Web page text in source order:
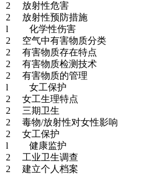
2 放射性危害
2 放射性预防措施
l 化学性伤害
2 空气中有害物质分类
2 有害物质存在特点
2 有害物质检测技术
2 有害物质的管理
l 女工保护
2 女工生理特点
2 三期卫生
2 毒物/放射性对女性影响
2 女工保护
l 健康监护
2 工业卫生调查
2 建立个人档案